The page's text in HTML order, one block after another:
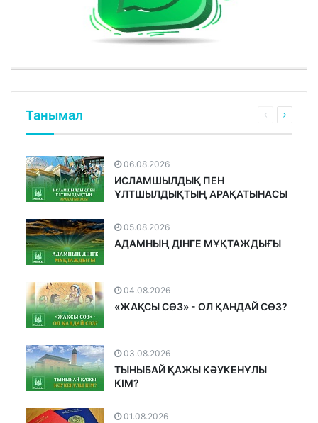
Танымал
06.08.2026
ИСЛАМШЫЛДЫҚ ПЕН
ҰЛТШЫЛДЫҚТЫҢ АРАҚАТЫНАСЫ
05.08.2026
АДАМНЫҢ ДІНГЕ МҰҚТАЖДЫҒЫ
04.08.2026
«ЖАҚСЫ СӨЗ» - ОЛ ҚАНДАЙ СӨЗ?
03.08.2026
ТЫНЫБАЙ ҚАЖЫ КӘУКЕНҰЛЫ
КІМ?
01.08.2026